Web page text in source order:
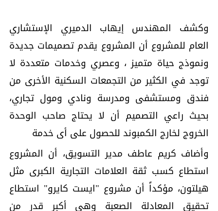
وكشف المهندس إيهاب الدميري الإستشاري
العام للمشروع أن المشروع يقدم تصميمات جديدة
ونموذج حياة متميز ، وعصري وخدمات متعددة لا
توجد في الكثير من التجمعات السكنية الأخرى من
فندق ومستشفى ومدرسة ونادي ومول تجاري،
بحيث راعي التصميم أن لا يحتاج صاحب الوحدة
الخروج لخارج الكمبوند للحصول على أى خدمة
وأضاف كريم عاطف مدير التسويق، أن المشروع
استطاع كسب ثقة العلامات التجارية الكبرى مثل
هيلتون، مؤكداً أن مشروع "ايست كايرو" استطاع
تحقيق المعادلة الصعبة وهي أكبر قدر من